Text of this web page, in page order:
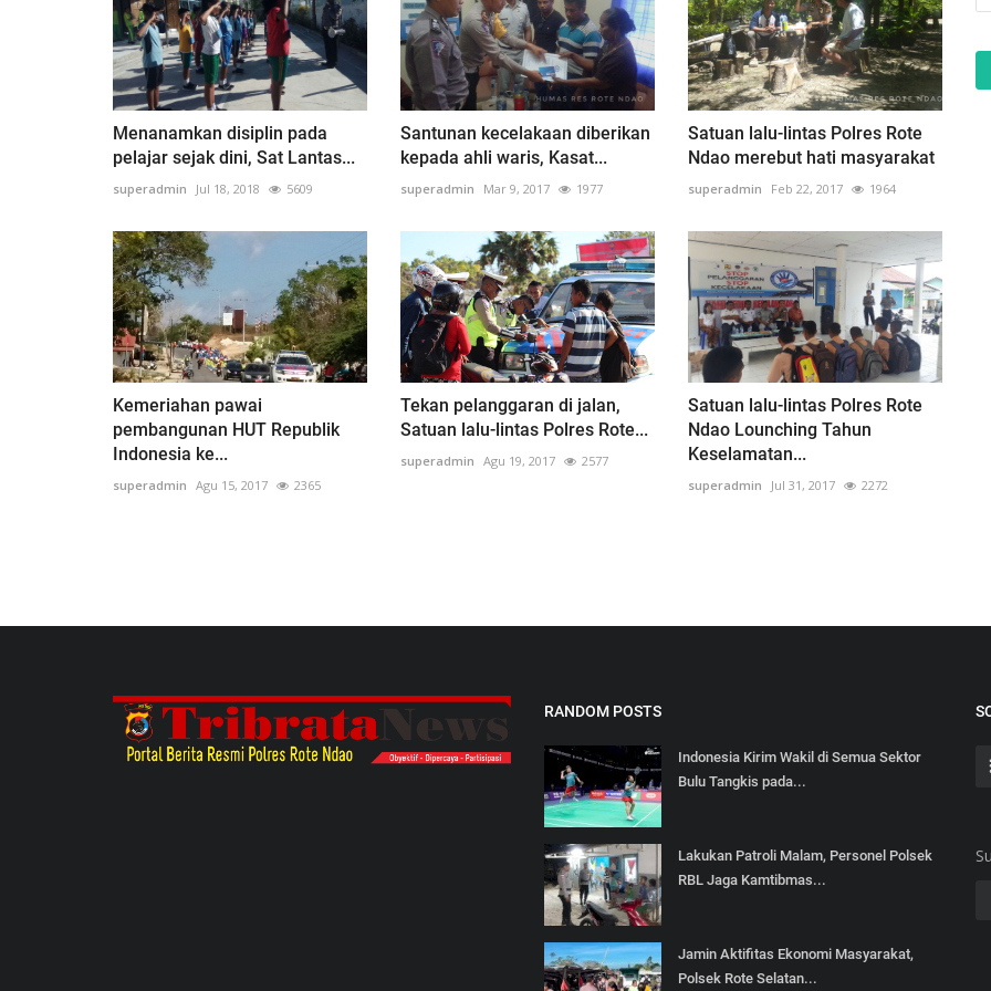
Menanamkan disiplin pada
pelajar sejak dini, Sat Lantas...
superadmin Jul 18, 2018 5609
Santunan kecelakaan diberikan
kepada ahli waris, Kasat...
superadmin Mar 9, 2017 1977
Satuan lalu-lintas Polres Rote
Ndao merebut hati masyarakat
superadmin Feb 22, 2017 1964
Kemeriahan pawai
pembangunan HUT Republik
Indonesia ke...
superadmin Agu 15, 2017 2365
Tekan pelanggaran di jalan,
Satuan lalu-lintas Polres Rote...
superadmin Agu 19, 2017 2577
Satuan lalu-lintas Polres Rote
Ndao Lounching Tahun
Keselamatan...
superadmin Jul 31, 2017 2272
RANDOM POSTS
Indonesia Kirim Wakil di Semua Sektor
Bulu Tangkis pada...
Lakukan Patroli Malam, Personel Polsek
RBL Jaga Kamtibmas...
Jamin Aktifitas Ekonomi Masyarakat,
Polsek Rote Selatan...